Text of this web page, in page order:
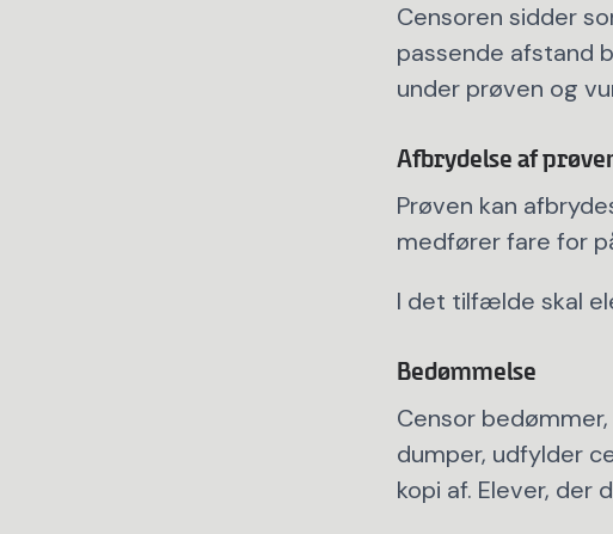
Censoren sidder
passende afstand
under prøven og
Afbrydelse af
Prøven kan
medfører fare for
I det tilfælde skal
Bedømmelse
Censor
dumper, udfylder
kopi af. Elever, der